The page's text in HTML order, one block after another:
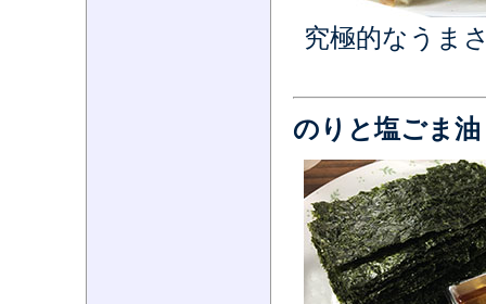
究極的なうま
のりと塩ごま油